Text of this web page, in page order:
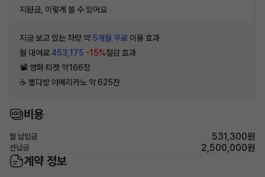
지원금, 이렇게 쓸 수 있어요
지금 보고 있는 차량 약 5개월 무료 이용 효과
월 대여료453,175 -15%절감 효과
📽 영화 티켓 약166장
☕️ 별다방 아메리카노 약 625잔
비용
월 납입금 531,300원
선납금 2,500,000원
계약 정보